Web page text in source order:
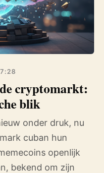
cryptomarkt:
blik
onder druk, nu
cuban hun
openlijk
bekend om zijn